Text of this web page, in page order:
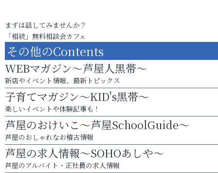
まずは話してみませんか？
「相続」無料相談会カフェ
その他のContents
WEBマガジン～芦屋人黒帯～
新店やイベント情報、最新トピックス
子育てマガジン～KID's黒帯～
楽しいイベントや体験記事も！
芦屋のおけいこ～芦屋SchoolGuide～
芦屋のおしゃれなお稽古情報
芦屋の求人情報～SOHOあしや～
芦屋のアルバイト・正社員の求人情報